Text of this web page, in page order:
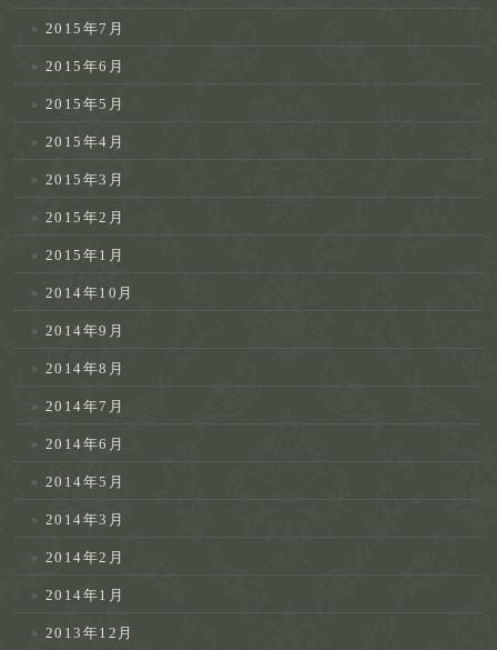
2015年7月
2015年6月
2015年5月
2015年4月
2015年3月
2015年2月
2015年1月
2014年10月
2014年9月
2014年8月
2014年7月
2014年6月
2014年5月
2014年3月
2014年2月
2014年1月
2013年12月